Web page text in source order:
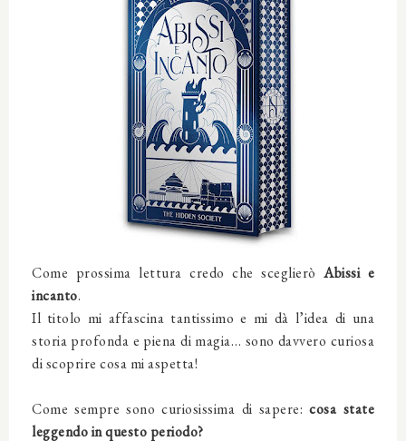
Come prossima lettura credo che sceglierò Abissi e
incanto.
Il titolo mi affascina tantissimo e mi dà l’idea di una
storia profonda e piena di magia… sono davvero curiosa
di scoprire cosa mi aspetta!
Come sempre sono curiosissima di sapere: cosa state
leggendo in questo periodo?